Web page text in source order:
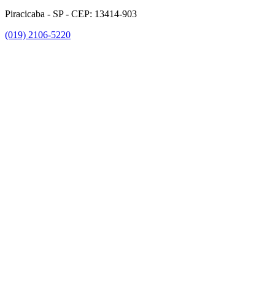
Piracicaba - SP - CEP: 13414-903
(019) 2106-5220